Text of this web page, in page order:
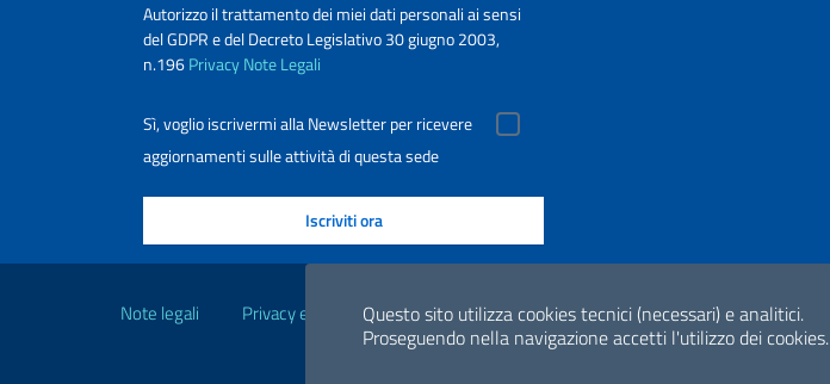
Questo sito utilizza cookies tecnici (necessari) e analitici.
Proseguendo nella navigazione accetti l'utilizzo dei cookies.
Autorizzo il trattamento dei miei dati personali ai sensi
del GDPR e del Decreto Legislativo 30 giugno 2003,
n.196PrivacyNote Legali
Sì, voglio iscrivermi alla Newsletter per ricevere
aggiornamenti sulle attività di questa sede
Note legali Privacy e cookie policy Dichiarazione di accessibilità